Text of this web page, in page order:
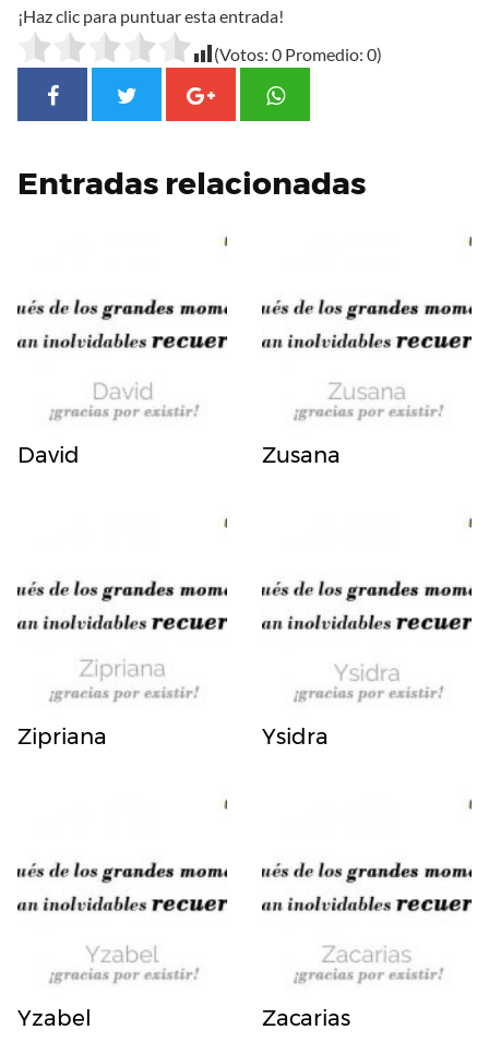
¡Haz clic para puntuar esta entrada!
(Votos: 0 Promedio: 0)
Entradas relacionadas
David Zusana
Zipriana Ysidra
Yzabel Zacarias